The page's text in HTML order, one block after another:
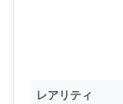
レアリティ